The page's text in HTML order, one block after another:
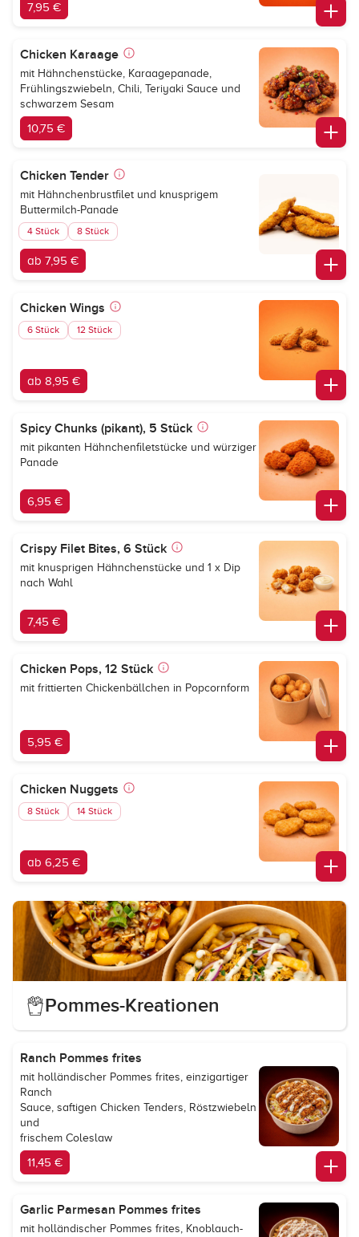
7,95 €
Chicken Karaage
mit Hähnchenstücke, Karaagepanade,
Frühlingszwiebeln, Chili, Teriyaki Sauce und
schwarzem Sesam
10,75 €
Chicken Tender
mit Hähnchenbrustfilet und knusprigem
Buttermilch-Panade
4 Stück 8 Stück
ab 7,95 €
Chicken Wings
6 Stück 12 Stück
ab 8,95 €
Spicy Chunks (pikant), 5 Stück
mit pikanten Hähnchenfiletstücke und würziger
Panade
6,95 €
Crispy Filet Bites, 6 Stück
mit knusprigen Hähnchenstücke und 1 x Dip
nach Wahl
7,45 €
Chicken Pops, 12 Stück
mit frittierten Chickenbällchen in Popcornform
5,95 €
Chicken Nuggets
8 Stück 14 Stück
ab 6,25 €
Pommes-Kreationen
Ranch Pommes frites
mit holländischer Pommes frites, einzigartiger
Ranch
Sauce, saftigen Chicken Tenders, Röstzwiebeln
und
frischem Coleslaw
11,45 €
Garlic Parmesan Pommes frites
mit holländischer Pommes frites, Knoblauch-